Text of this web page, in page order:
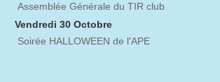
Assemblée Générale du TIR club
Vendredi 30 Octobre
Soirée HALLOWEEN de l'APE